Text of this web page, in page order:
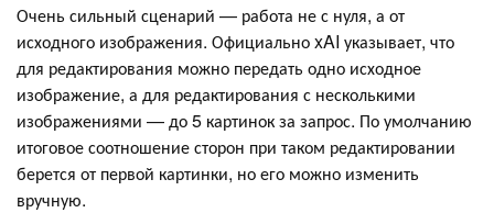
Очень сильный сценарий — работа не с нуля, а от
исходного изображения. Официально xAI указывает, что
для редактирования можно передать одно исходное
изображение, а для редактирования с несколькими
изображениями — до 5 картинок за запрос. По умолчанию
итоговое соотношение сторон при таком редактировании
берется от первой картинки, но его можно изменить
вручную.